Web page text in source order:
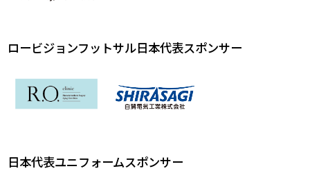
ロービジョンフットサル日本代表スポンサー
日本代表ユニフォームスポンサー